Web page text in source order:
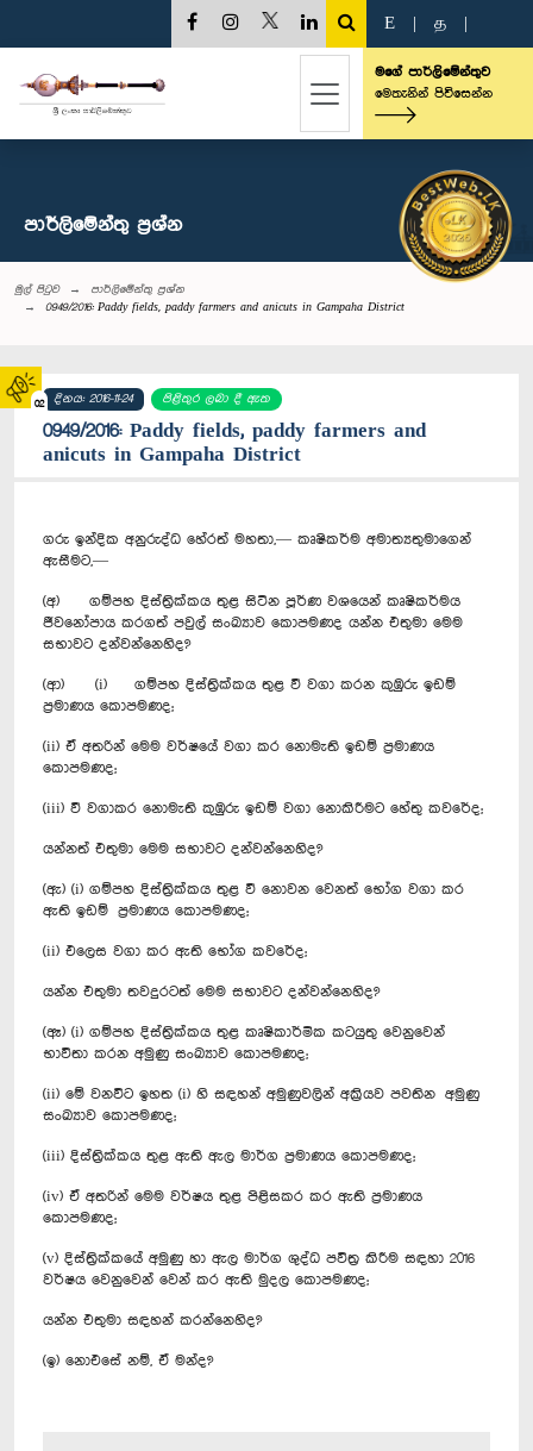
02
E த
මගේ පාර්ලිමේන්තුව
මෙතැනින් පිවිසෙන්න
පාර්ලි‌මේන්තු‌ ප්‍රශ්න
මුල් පිටුව
පාර්ලි‌මේන්තු‌ ප්‍රශ්න
0949/2016: Paddy fields, paddy farmers and anicuts in Gampaha District
දිනය: 2016-11-24 පිළිතුර ලබා දී ඇත
0949/2016: Paddy fields, paddy farmers and
anicuts in Gampaha District
ගරු ඉන්දික අනුරුද්ධ හේරත් මහතා,— කෘෂිකර්ම අමාත්‍යතුමාගෙන්
ඇසීමට,—
(අ) ගම්පහ දිස්ත්‍රික්කය තුළ සිටින පූර්ණ වශයෙන් කෘෂිකර්මය
ජීවනෝපාය කරගත් පවුල් සංඛ්‍යාව කොපමණද යන්න එතුමා මෙම
සභාවට දන්වන්නෙහිද?
(ආ) (i) ගම්පහ දිස්ත්‍රික්කය තුළ වී වගා කරන කුඹුරු ඉඩම්
ප්‍රමාණය කොපමණද;
(ii) ඒ අතරින් මෙම වර්ෂයේ වගා කර නොමැති ඉඩම් ප්‍රමාණය
කොපමණද;
(iii) වී වගාකර නොමැති කුඹුරු ඉඩම් වගා නොකිරීමට හේතු කවරේද;
යන්නත් එතුමා මෙම සභාවට දන්වන්නෙහිද?
(ඇ) (i) ගම්පහ දිස්ත්‍රික්කය තුළ වී නොවන වෙනත් භෝග වගා කර
ඇති ඉඩම් ප්‍රමාණය කොපමණද;
(ii) එලෙස වගා කර ඇති භෝග කවරේද;
යන්න එතුමා තවදුරටත් මෙම සභාවට දන්වන්නෙහිද?
(ඈ) (i) ගම්පහ දිස්ත්‍රික්කය තුළ කෘෂිකාර්මික කටයුතු වෙනුවෙන්
භාවිතා කරන අමුණු සංඛ්‍යාව කොපමණද;
(ii) මේ වනවිට ඉහත (i) හි සඳහන් අමුණුවලින් අක්‍රියව පවතින අමුණු
සංඛ්‍යාව කොපමණද;
(iii) දිස්ත්‍රික්කය තුළ ඇති ඇල මාර්ග ප්‍රමාණය කොපමණද;
(iv) ඒ අතරින් මෙම වර්ෂය තුළ පිළිසකර කර ඇති ප්‍රමාණය
කොපමණද;
(v) දිස්ත්‍රික්කයේ අමුණු හා ඇල මාර්ග ශුද්ධ පවිත්‍ර කිරීම සඳහා 2016
වර්ෂය වෙනුවෙන් වෙන් කර ඇති මුදල කොපමණද;
යන්න එතුමා සඳහන් කරන්නෙහිද?
(ඉ) නොඑසේ නම්, ඒ මන්ද?